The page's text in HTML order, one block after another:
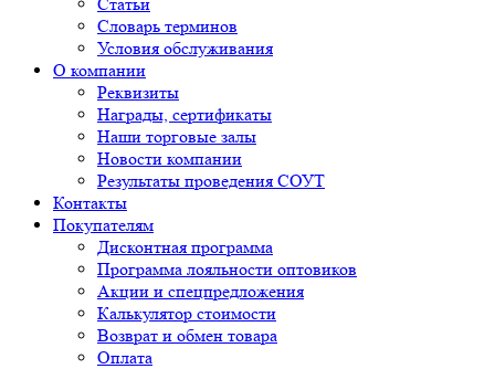
Словарь терминов
Условия обслуживания
О компании
Реквизиты
Награды, сертификаты
Наши торговые залы
Новости компании
Результаты проведения СОУТ
Контакты
Покупателям
Дисконтная программа
Программа лояльности оптовиков
Акции и спецпредложения
Калькулятор стоимости
Возврат и обмен товара
Оплата